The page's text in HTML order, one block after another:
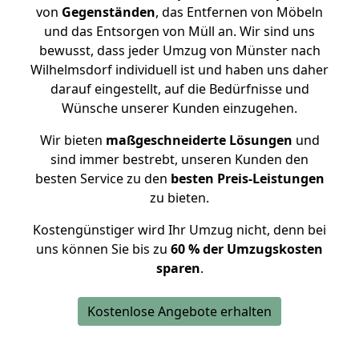
von Gegenständen, das Entfernen von Möbeln
und das Entsorgen von Müll an. Wir sind uns
bewusst, dass jeder Umzug von Münster nach
Wilhelmsdorf individuell ist und haben uns daher
darauf eingestellt, auf die Bedürfnisse und
Wünsche unserer Kunden einzugehen.
Wir bieten maßgeschneiderte Lösungen und
sind immer bestrebt, unseren Kunden den
besten Service zu den besten Preis-Leistungen
zu bieten.
Kostengünstiger wird Ihr Umzug nicht, denn bei
uns können Sie bis zu 60 % der Umzugskosten
sparen.
Kostenlose Angebote erhalten